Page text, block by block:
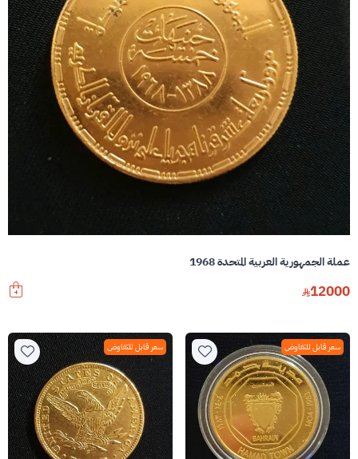
عملة الجمهورية العربية المتحدة 1968
12000
سعر قابل للتفاوض سعر قابل للتفاوض